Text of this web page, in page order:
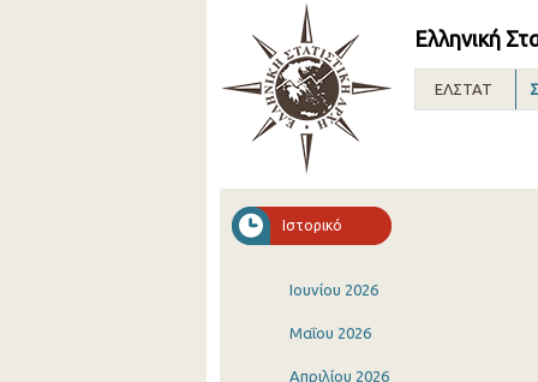
Ελληνική
ΕΛΣΤΑΤ
Ιστορικό
Ιουνίου 2026
Μαΐου 2026
Απριλίου 2026